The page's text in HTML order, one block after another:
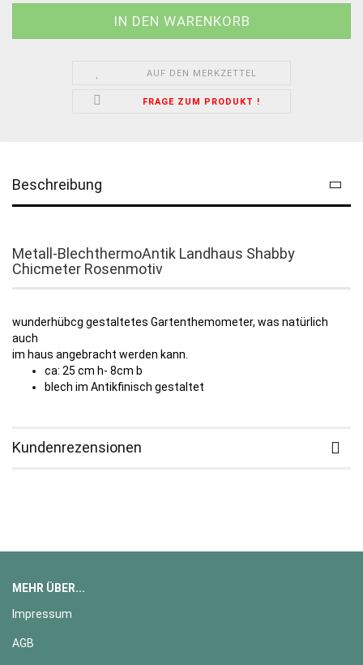
AUF DEN MERKZETTEL
FRAGE ZUM PRODUKT !
Beschreibung
Metall-BlechthermoAntik Landhaus Shabby
Chicmeter Rosenmotiv
wunderhübcg gestaltetes Gartenthemometer, was natürlich
auch
im haus angebracht werden kann.
ca: 25 cm h- 8cm b
blech im Antikfinisch gestaltet
Kundenrezensionen
MEHR ÜBER...
Impressum
AGB